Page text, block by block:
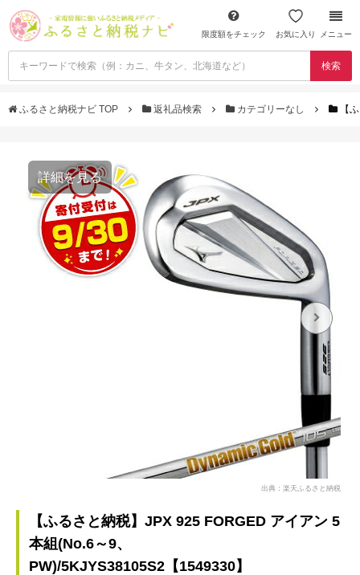
限度額をチェック お気に入り メニュー
検索
ふるさと納税ナビ TOP 返礼品検索 カテゴリーなし 【
詳細を見る
出典：楽天ふるさと納税
【ふるさと納税】JPX 925 FORGED アイアン 5
本組(No.6～9、
PW)/5KJYS38105S2【1549330】